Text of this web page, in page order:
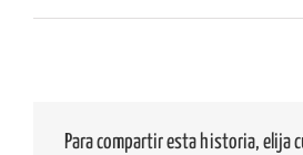
Para compartir esta historia, elija